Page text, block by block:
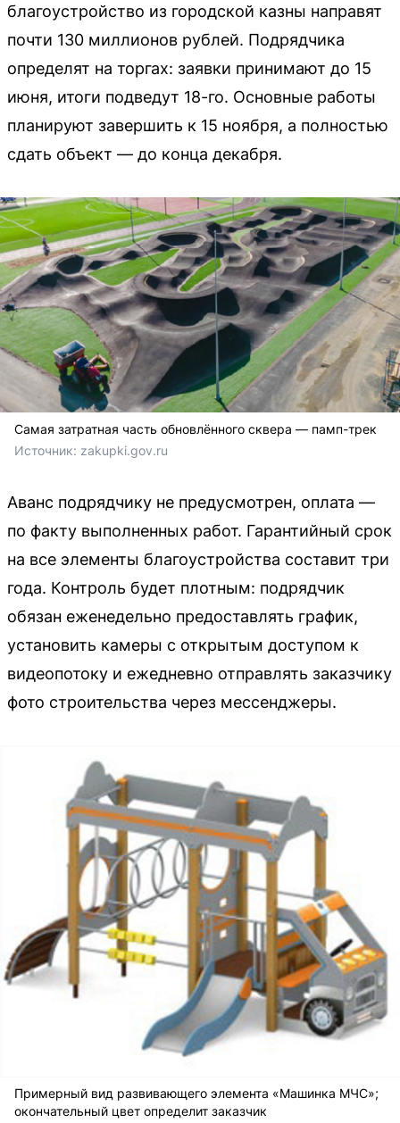
благоустройство из городской казны направят
почти 130 миллионов рублей. Подрядчика
определят на торгах: заявки принимают до 15
июня, итоги подведут 18-го. Основные работы
планируют завершить к 15 ноября, а полностью
сдать объект — до конца декабря.
Самая затратная часть обновлённого сквера — памп-трек
Источник: zakupki.gov.ru
Аванс подрядчику не предусмотрен, оплата —
по факту выполненных работ. Гарантийный срок
на все элементы благоустройства составит три
года. Контроль будет плотным: подрядчик
обязан еженедельно предоставлять график,
установить камеры с открытым доступом к
видеопотоку и ежедневно отправлять заказчику
фото строительства через мессенджеры.
Примерный вид развивающего элемента «Машинка МЧС»;
окончательный цвет определит заказчик